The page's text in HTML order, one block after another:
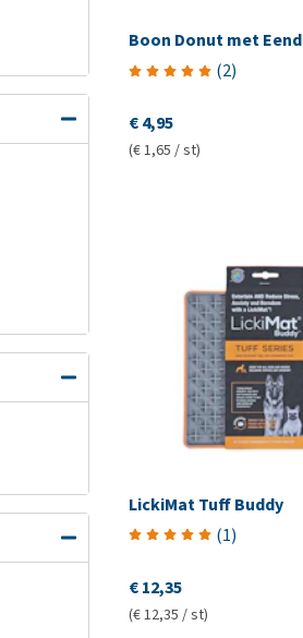
Boon Donut met Eend
(2)
€ 4,95
(€ 1,65 / st)
LickiMat Tuff Buddy
(1)
€ 12,35
(€ 12,35 / st)